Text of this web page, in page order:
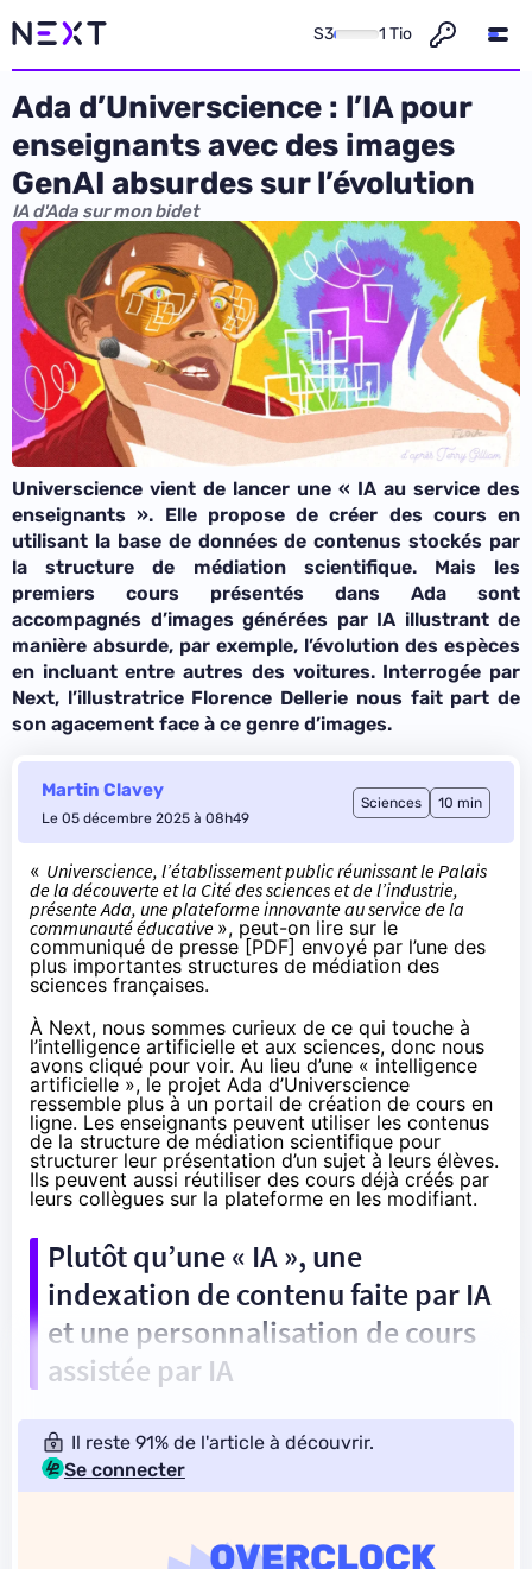
S3 1 Tio
Ada d’Universcience : l’IA pour
enseignants avec des images
GenAI absurdes sur l’évolution
IA d'Ada sur mon bidet
Universcience vient de lancer une « IA au service des
enseignants ». Elle propose de créer des cours en
utilisant la base de données de contenus stockés par
la structure de médiation scientifique. Mais les
premiers cours présentés dans Ada sont
accompagnés d’images générées par IA illustrant de
manière absurde, par exemple, l’évolution des espèces
en incluant entre autres des voitures. Interrogée par
Next, l’illustratrice Florence Dellerie nous fait part de
son agacement face à ce genre d’images.
Martin Clavey
Le 05 décembre 2025 à 08h49
Sciences 10 min
« Universcience, l’établissement public réunissant le Palais
de la découverte et la Cité des sciences et de l’industrie,
présente Ada, une plateforme innovante au service de la
communauté éducative », peut-on lire sur le
communiqué de presse [PDF] envoyé par l’une des
plus importantes structures de médiation des
sciences françaises.
À Next, nous sommes curieux de ce qui touche à
l’intelligence artificielle et aux sciences, donc nous
avons cliqué pour voir. Au lieu d’une « intelligence
artificielle », le projet Ada d’Universcience
ressemble plus à un portail de création de cours en
ligne. Les enseignants peuvent utiliser les contenus
de la structure de médiation scientifique pour
structurer leur présentation d’un sujet à leurs élèves.
Ils peuvent aussi réutiliser des cours déjà créés par
leurs collègues sur la plateforme en les modifiant.
Plutôt qu’une « IA », une
indexation de contenu faite par IA
et une personnalisation de cours
assistée par IA
Il reste 91% de l'article à découvrir.
Se connecter